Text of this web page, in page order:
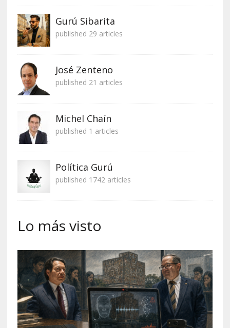
Gurú Sibarita
published 29 articles
José Zenteno
published 21 articles
Michel Chaín
published 1 articles
Política Gurú
published 1742 articles
Lo más visto